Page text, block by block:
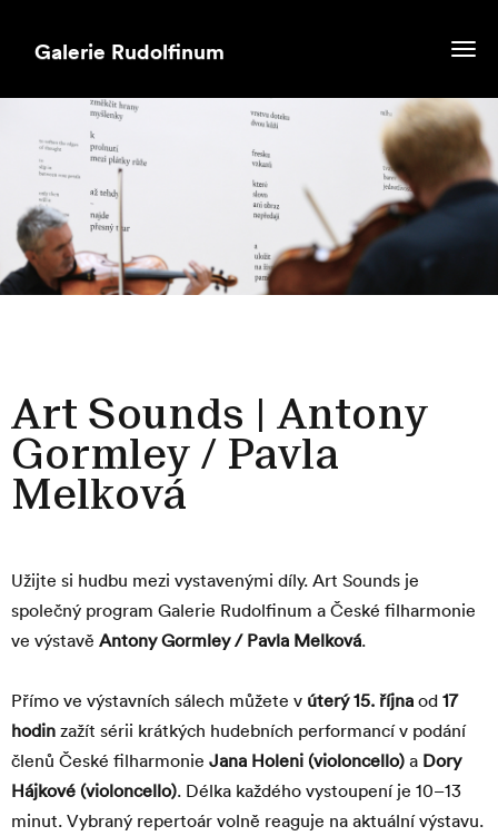
Art Sounds | Antony
Gormley / Pavla
Melková
Užijte si hudbu mezi vystavenými díly. Art Sounds je
společný program Galerie Rudolfinum a České filharmonie
ve výstavě Antony Gormley / Pavla Melková.
Přímo ve výstavních sálech můžete v úterý 15. října od 17
hodin zažít sérii krátkých hudebních performancí v podání
členů České filharmonie Jana Holeni (violoncello) a Dory
Hájkové (violoncello). Délka každého vystoupení je 10–13
minut. Vybraný repertoár volně reaguje na aktuální výstavu.